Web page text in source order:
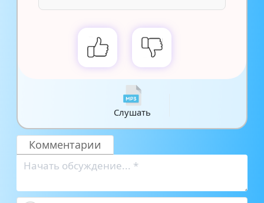
Слушать
Комментарии